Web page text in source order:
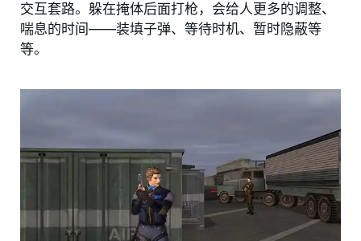
交互套路。躲在掩体后面打枪，会给人更多的调整、
喘息的时间——装填子弹、等待时机、暂时隐蔽等
等。